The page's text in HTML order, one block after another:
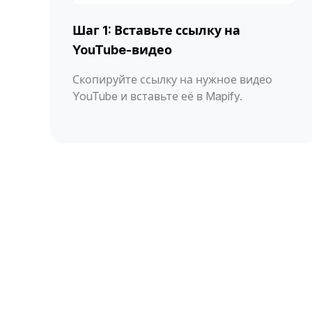
Шаг 1: Вставьте ссылку на
YouTube-видео
Скопируйте ссылку на нужное видео
YouTube и вставьте её в Mapify.